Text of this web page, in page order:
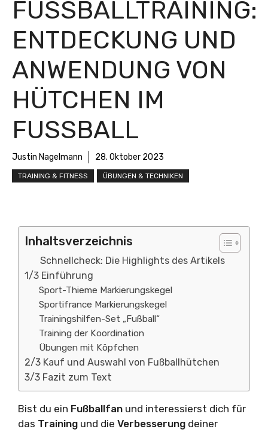
FUSSBALLTRAINING: E
NTDECKUNG UND A
NWENDUNG VON H
ÜTCHEN IM F
USSBALL
Justin Nagelmann 28. Oktober 2023
TRAINING & FITNESS ÜBUNGEN & TECHNIKEN
Inhaltsverzeichnis
Schnellcheck: Die Highlights des Artikels
1/3 Einführung
Sport-Thieme Markierungskegel
Sportifrance Markierungskegel
Trainingshilfen-Set „Fußball“
Training der Koordination
Übungen mit Köpfchen
2/3 Kauf und Auswahl von Fußballhütchen
3/3 Fazit zum Text
Bist du ein Fußballfan und interessierst dich für
das Training und die Verbesserung deiner